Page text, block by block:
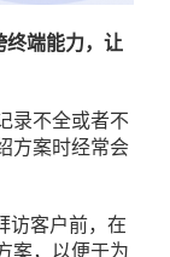
终端能力，让
录不全或者不
方案时经常会
访客户前，在
案，以便于为